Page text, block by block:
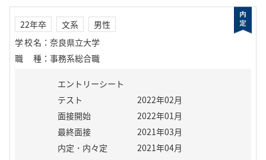
22年卒 文系
男性
学校名 ： 奈良県立大学
職種 ： 事務系総合職
エントリーシート
テスト
2022年02月
面接開始
2022年01月
最終面接
2021年03月
内定・内々定
2021年04月